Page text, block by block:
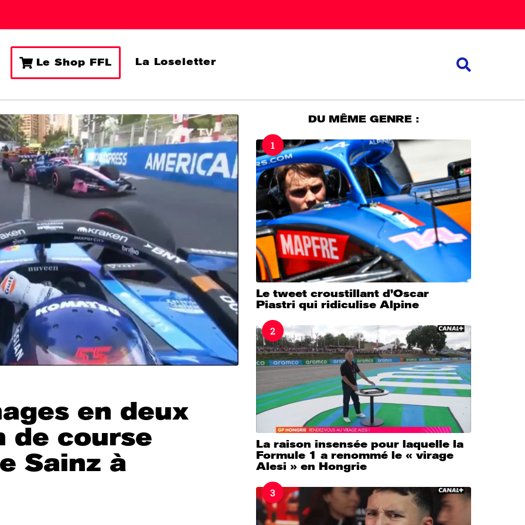
Le Shop FFL La Loseletter
en deux
de course
Sainz à
DU MÊME GENRE :
1
Le tweet croustillant d’Oscar
Piastri qui ridiculise Alpine
2
La raison insensée pour laquelle la
Formule 1 a renommé le « virage
Alesi » en Hongrie
3